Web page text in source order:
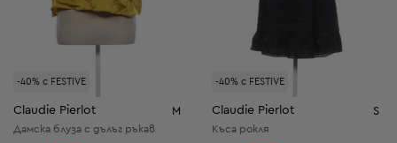
-40% с FESTIVE
Claudie Pierlot M
Дамска блуза с дълъг ръкав
-40% с FESTIVE
Claudie Pierlot S
Къса рокля